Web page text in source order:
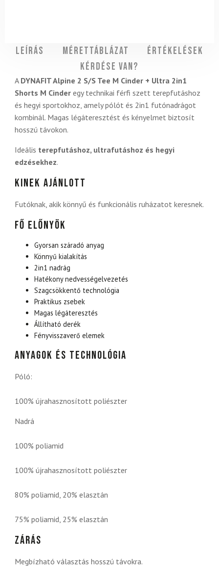
Leírás Mérettáblázat
Értékelések
Kérdése van?
A DYNAFIT Alpine 2 S/S Tee M Cinder + Ultra 2in1
Shorts M Cinder egy technikai férfi szett terepfutáshoz
és hegyi sportokhoz, amely pólót és 2in1 futónadrágot
kombinál. Magas légáteresztést és kényelmet biztosít
hosszú távokon.
Ideális terepfutáshoz, ultrafutáshoz és hegyi
edzésekhez.
Kinek ajánlott
Futóknak, akik könnyű és funkcionális ruházatot keresnek.
Fő előnyök
Gyorsan száradó anyag
Könnyű kialakítás
2in1 nadrág
Hatékony nedvességelvezetés
Szagcsökkentő technológia
Praktikus zsebek
Magas légáteresztés
Állítható derék
Fényvisszaverő elemek
Anyagok és technológia
Póló:
100% újrahasznosított poliészter
Nadrá
100% poliamid
100% újrahasznosított poliészter
80% poliamid, 20% elasztán
75% poliamid, 25% elasztán
Zárás
Megbízható választás hosszú távokra.